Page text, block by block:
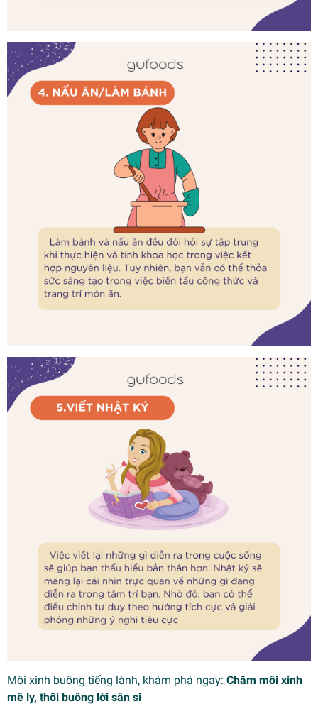
Môi xinh buông tiếng lành, khám phá ngay: Chăm môi xinh
mê ly, thôi buông lời sân si